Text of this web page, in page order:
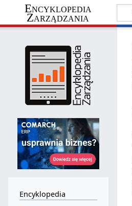
Encyklopedia
Zarządzania
Encyklopedia